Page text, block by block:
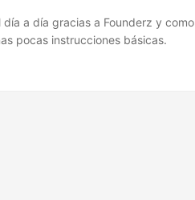
a día gracias a Founderz y como
pocas instrucciones básicas.